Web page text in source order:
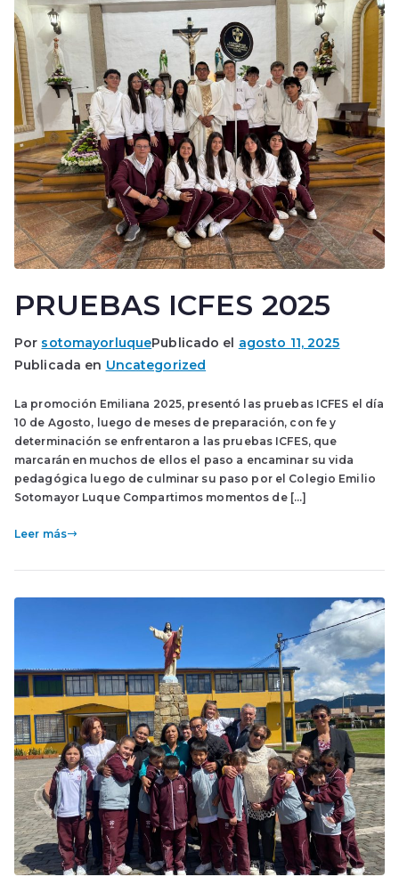
PRUEBAS ICFES 2025
Por sotomayorluquePublicado el agosto 11, 2025
Publicada en Uncategorized
La promoción Emiliana 2025, presentó las pruebas ICFES el día
10 de Agosto, luego de meses de preparación, con fe y
determinación se enfrentaron a las pruebas ICFES, que
marcarán en muchos de ellos el paso a encaminar su vida
pedagógica luego de culminar su paso por el Colegio Emilio
Sotomayor Luque Compartimos momentos de […]
Leer más